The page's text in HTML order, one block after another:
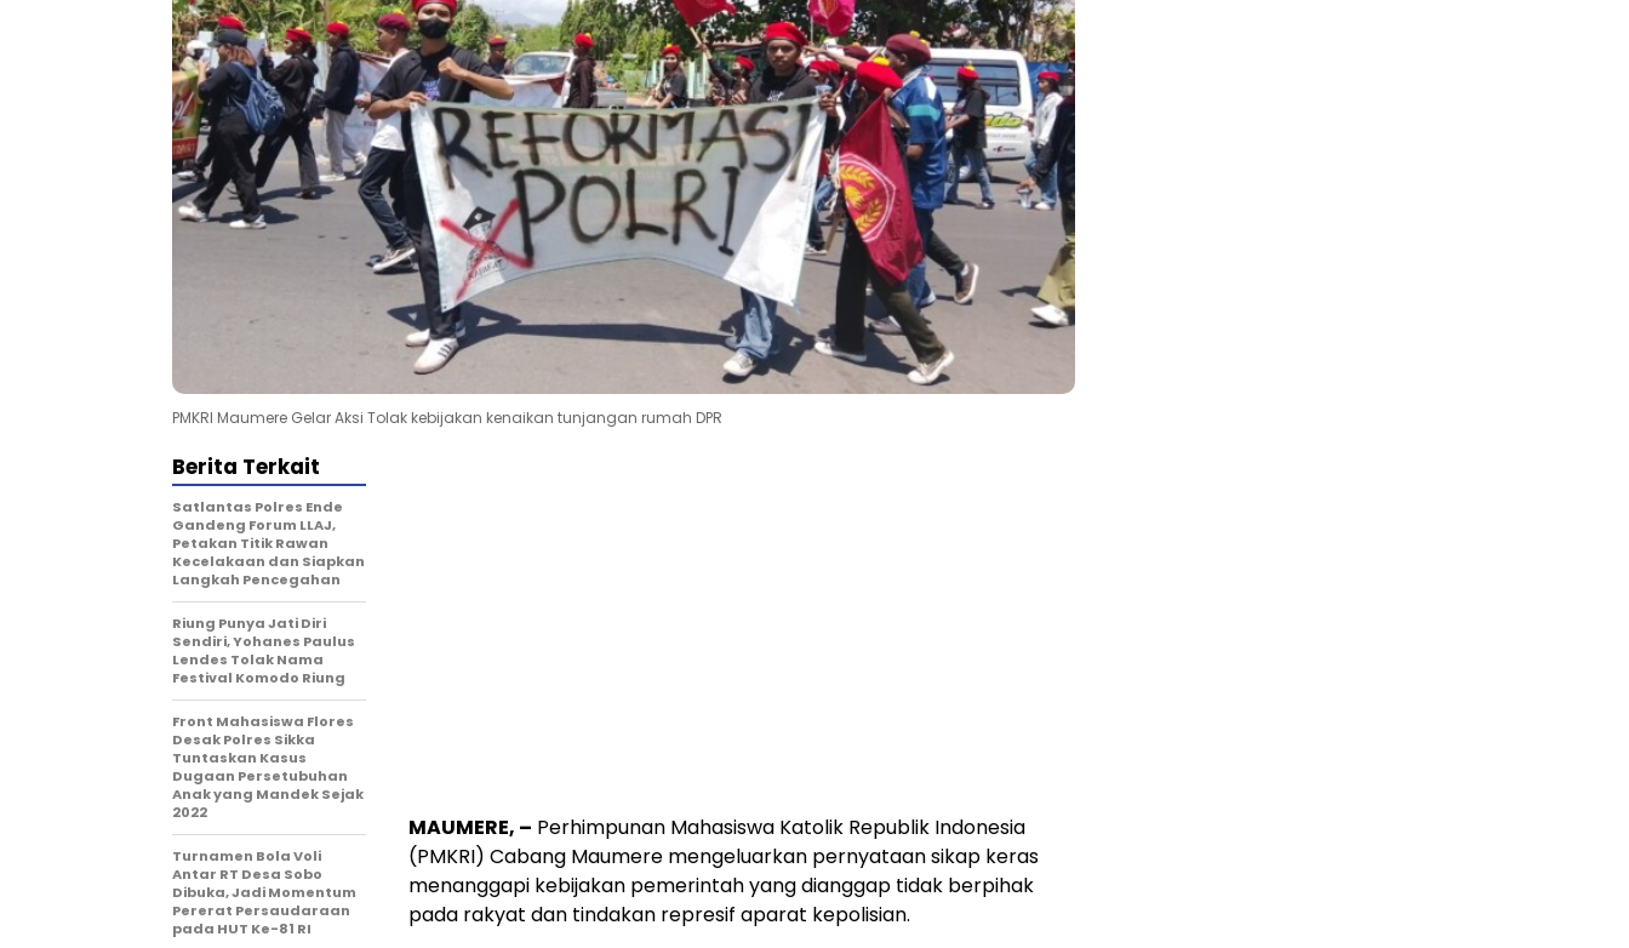
PMKRI Maumere Gelar Aksi Tolak kebijakan kenaikan tunjangan rumah DPR
MAUMERE, – Perhimpunan Mahasiswa Katolik Republik Indonesia
(PMKRI) Cabang Maumere mengeluarkan pernyataan sikap keras
menanggapi kebijakan pemerintah yang dianggap tidak berpihak
pada rakyat dan tindakan represif aparat kepolisian.
Berita Terkait
Satlantas Polres Ende
Gandeng Forum LLAJ,
Petakan Titik Rawan
Kecelakaan dan Siapkan
Langkah Pencegahan
Riung Punya Jati Diri
Sendiri, Yohanes Paulus
Lendes Tolak Nama
Festival Komodo Riung
Front Mahasiswa Flores
Desak Polres Sikka
Tuntaskan Kasus
Dugaan Persetubuhan
Anak yang Mandek Sejak
2022
Turnamen Bola Voli
Antar RT Desa Sobo
Dibuka, Jadi Momentum
Pererat Persaudaraan
pada HUT Ke-81 RI